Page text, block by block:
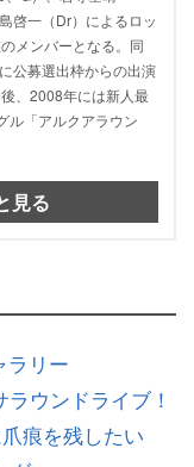
啓一（Dr）によるロッ
メンバーとなる。同
公募選出枠からの出演
、2008年には新人最
ル「アルクアラウン
見る
ラリー
ウンドライブ！
痕を残したい